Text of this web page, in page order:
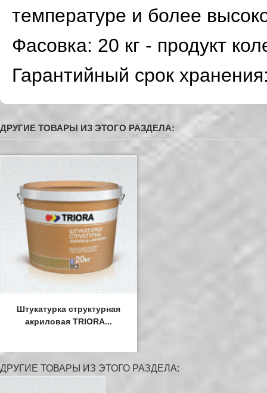
температуре и более
Фасовка: 20 кг - продукт
Гарантийный срок
ДРУГИЕ ТОВАРЫ ИЗ ЭТОГО РАЗДЕЛА:
Штукатурка структурная
акриловая TRIORA...
ДРУГИЕ ТОВАРЫ ИЗ ЭТОГО РАЗДЕЛА: